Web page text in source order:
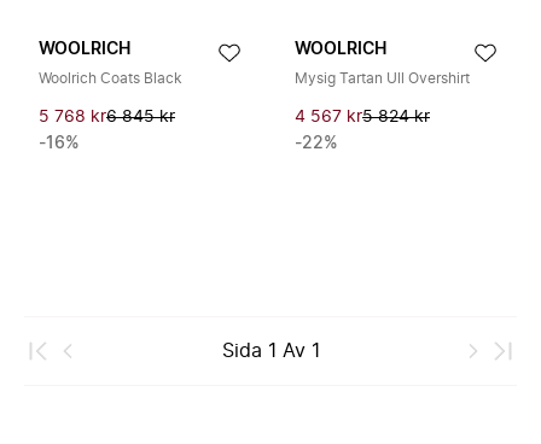
WOOLRICH
Woolrich Coats Black
5 768 kr6 845 kr
-16%
WOOLRICH
Mysig Tartan Ull Overshirt
4 567 kr5 824 kr
-22%
Sida 1 Av 1